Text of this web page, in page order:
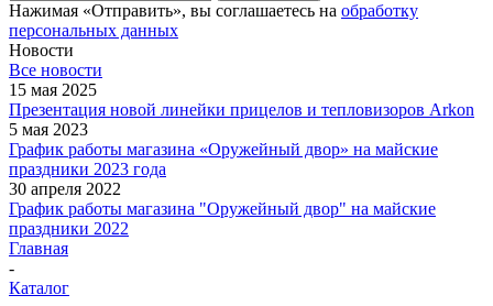
Нажимая «Отправить», вы соглашаетесь на обработку
персональных данных
Новости
Все новости
15 мая 2025
Презентация новой линейки прицелов и тепловизоров Arkon
5 мая 2023
График работы магазина «Оружейный двор» на майские
праздники 2023 года
30 апреля 2022
График работы магазина "Оружейный двор" на майские
праздники 2022
Главная
-
Каталог